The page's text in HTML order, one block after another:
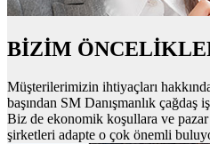
BİZİM
Müşterilerimizin ihtiyaçları
başından SM Danışmanlık çağdaş
Biz de ekonomik koşullara ve
şirketleri adapte o çok önemli